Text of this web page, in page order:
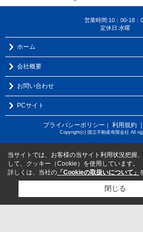
営業時間:10：00-18：
定休日:水曜
ホーム
会社概要
お問い合わせ
PCサイト
プライバシーポリシー ｜ 利用規約
Copyright(c) 国立不動産有限会社 All
当サイトでは、お客様の当サイト利用状況把握
して、クッキー（Cookie）を使用しています。
詳しくは、当社の 「Cookieの取扱いについて」
閉じる